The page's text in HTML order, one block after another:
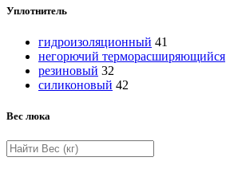
Уплотнитель
гидроизоляционный 41
негорючий терморасширяющийся
резиновый 32
силиконовый 42
Вес люка